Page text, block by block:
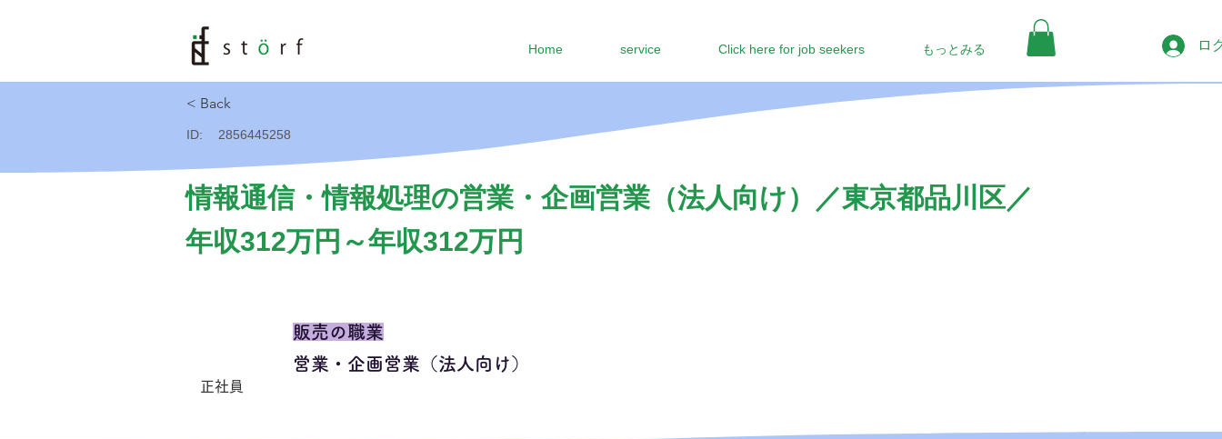
Home service Click here for job seekers もっとみる ロ
< Back
ID: 2856445258
情報通信・情報処理の営業・企画営業（法人向け）／東京都品川区／
年収312万円～年収312万円
正社員
販売の職業
営業・企画営業（法人向け）